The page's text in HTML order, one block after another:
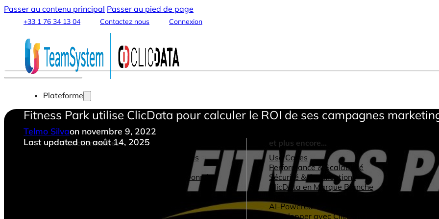
Passer au contenu principal Passer au pied de page
+33 1 76 34 13 04 Contactez nous Connexion
Plateforme
Fonctionnalités
Intégration & Connexion des Données
Transformation & Traitement des Données
et plus encore...
Use Cases
Performance & Scalabilité
Sécurité & Certifications
ClicData en Marque Blanche
AI-Powered
Développer avec ClicData
Fitness Park utilise ClicData pour calculer le ROI de ses campagnes
Telmo Silvaon novembre 9, 2022
Last updated on août 14, 2025